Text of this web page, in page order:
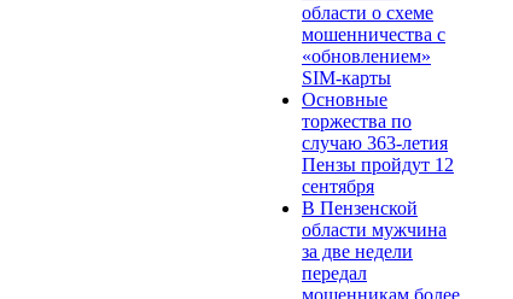
области о схеме
мошенничества c
«обновлением»
SIM-карты
Основные
торжества по
случаю 363-летия
Пензы пройдут 12
сентября
В Пензенской
области мужчина
за две недели
передал
мошенникам более